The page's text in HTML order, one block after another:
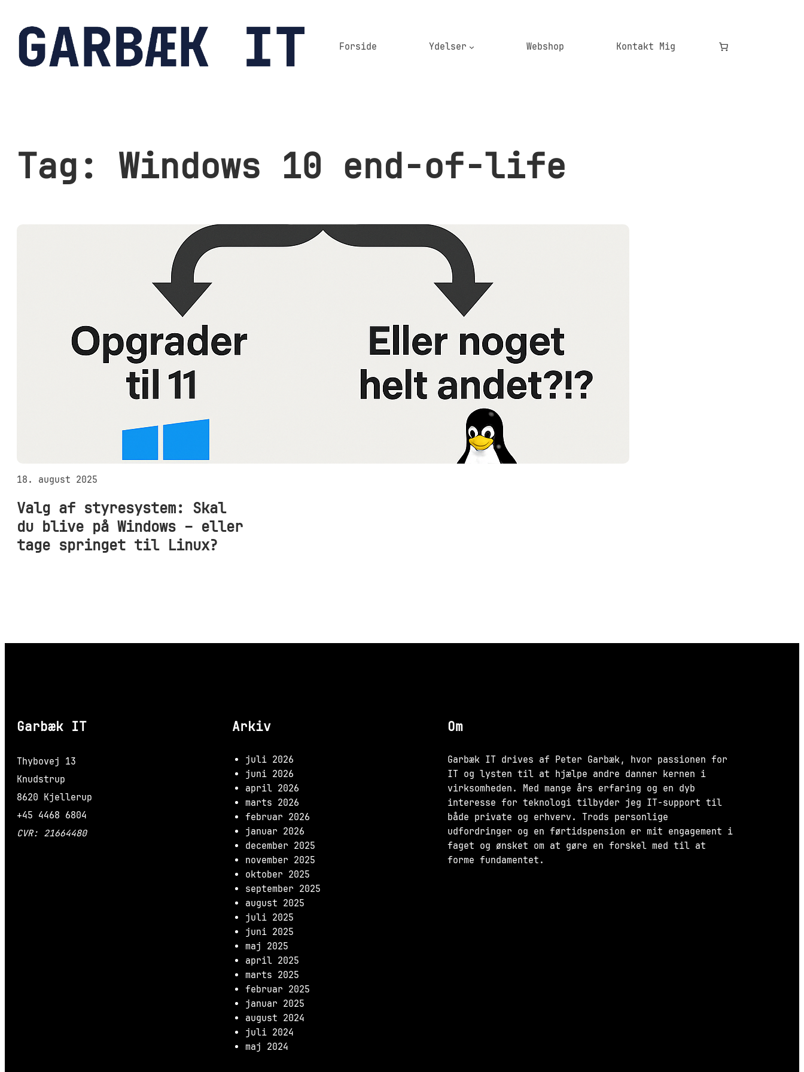
indhold
Forside Ydelser Webshop Kontakt Mig
Tag: Windows 10 end-of-life
18. august 2025
Valg af styresystem: Skal
du blive på Windows – eller
tage springet til Linux?
Garbæk IT
Thybovej 13
Knudstrup
8620 Kjellerup
+45 4468 6804
CVR: 21664480
Arkiv
juli 2026
juni 2026
april 2026
marts 2026
februar 2026
januar 2026
december 2025
november 2025
oktober 2025
september 2025
august 2025
juli 2025
juni 2025
maj 2025
april 2025
marts 2025
februar 2025
januar 2025
august 2024
juli 2024
maj 2024
Om
Garbæk IT drives af Peter Garbæk, hvor passionen for
IT og lysten til at hjælpe andre danner kernen i
virksomheden. Med mange års erfaring og en dyb
interesse for teknologi tilbyder jeg IT-support til
både private og erhverv. Trods personlige
udfordringer og en førtidspension er mit engagement i
faget og ønsket om at gøre en forskel med til at
forme fundamentet.